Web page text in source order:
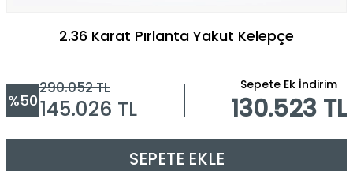
2.36 Karat Pırlanta Yakut Kelepçe
%50
290.052TL
145.026 TL
Sepete Ek İndirim
130.523 TL
SEPETE EKLE